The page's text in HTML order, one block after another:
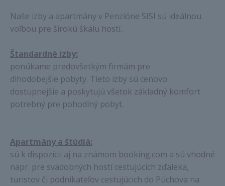
Naše izby a apartmány v Penzióne SISI sú ideálnou
voľbou pre širokú škálu hostí.
Štandardné izby:
ponúkame predovšetkým firmám pre
dlhodobejšie pobyty. Tieto izby sú cenovo
dostupnejšie a poskytujú všetok základný komfort
potrebný pre pohodlný pobyt.
Apartmány a štúdiá:
sú k dispozícii aj na známom booking.com a sú vhodné
napr. pre svadobných hostí cestujúcich zďaleka,
turistov či podnikateľov cestujúcich do Púchova na